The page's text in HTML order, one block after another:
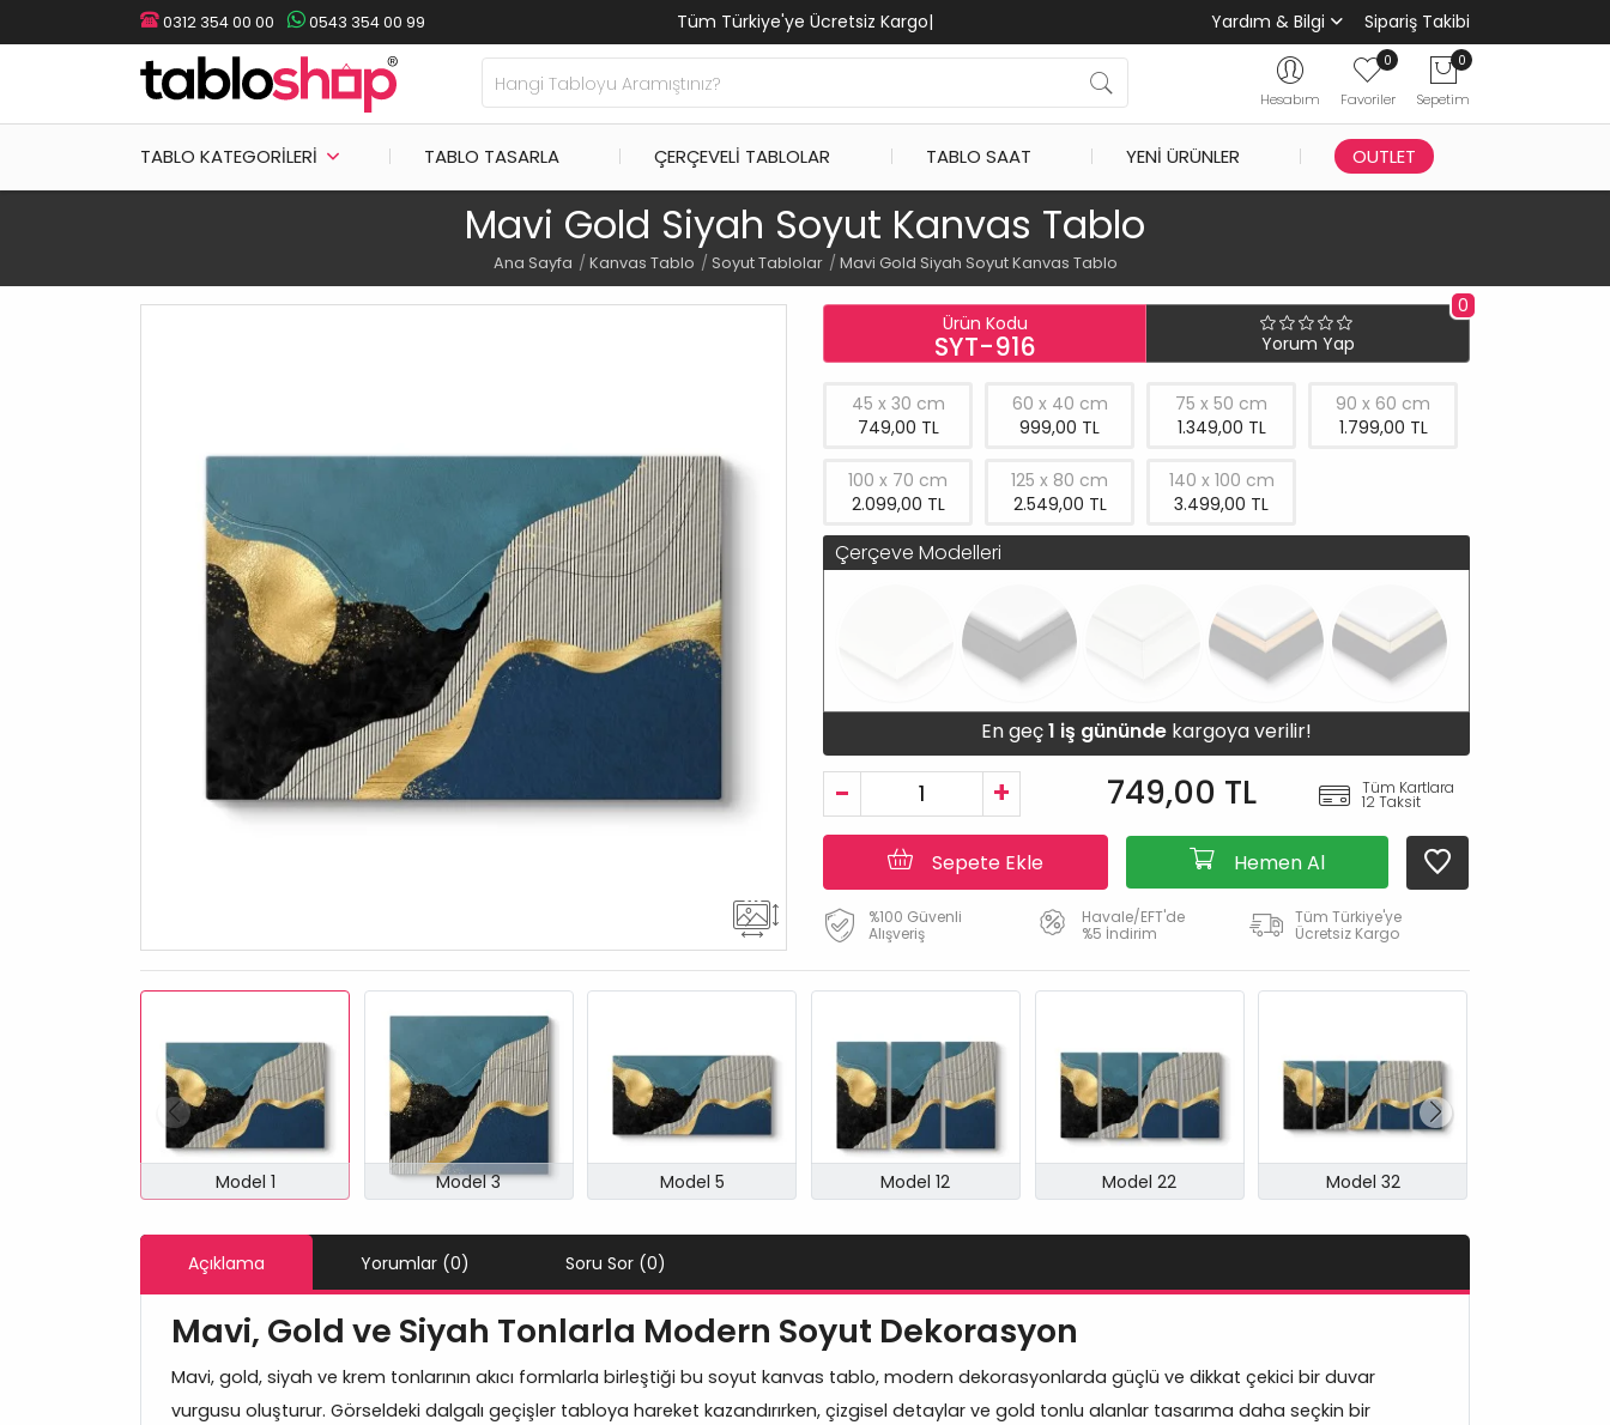
0312 354 00 00 0543 354 00 99 Tüm Türkiye'ye Ücretsiz Kargo| Yardım & Bilgi Sipariş Takibi
Hesabım
0
Favoriler
0
Sepetim
TABLO KATEGORILERI TABLO TASARLA ÇERÇEVELI TABLOLAR TABLO SAAT YENI ÜRÜNLER OUTLET
Mavi Gold Siyah Soyut Kanvas Tablo
Ana Sayfa Kanvas Tablo Soyut Tablolar Mavi Gold Siyah Soyut Kanvas Tablo
Ürün Kodu
SYT-916
0
Yorum Yap
45 x 30 cm
749,00 TL
60 x 40 cm
999,00 TL
75 x 50 cm
1.349,00 TL
90 x 60 cm
1.799,00 TL
100 x 70 cm
2.099,00 TL
125 x 80 cm
2.549,00 TL
140 x 100 cm
3.499,00 TL
Çerçeve Modelleri
En geç1 iş gününde kargoya verilir!
- + 749,00 TL Tüm Kartlara
12 Taksit
Sepete Ekle Hemen Al
%100 Güvenli
Alışveriş
Havale/EFT'de
%5 İndirim
Tüm Türkiye'ye
Ücretsiz Kargo
Model 1 Model 3 Model 5 Model 12 Model 22 Model 32
Açıklama Yorumlar (0) Soru Sor (0)
Mavi, Gold ve Siyah Tonlarla Modern Soyut Dekorasyon
Mavi, gold, siyah ve krem tonlarının akıcı formlarla birleştiği bu soyut kanvas tablo, modern dekorasyonlarda güçlü ve dikkat çekici bir duvar
vurgusu oluşturur. Görseldeki dalgalı geçişler tabloya hareket kazandırırken, çizgisel detaylar ve gold tonlu alanlar tasarıma daha seçkin bir